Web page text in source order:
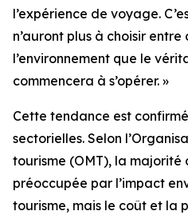
l’expérience de voyage.
n’auront plus à choisir
l’environnement que le
commencera à s’opérer. »
Cette tendance est
sectorielles. Selon
tourisme (OMT), la majorité
préoccupée par l’impact
tourisme, mais le coût et la